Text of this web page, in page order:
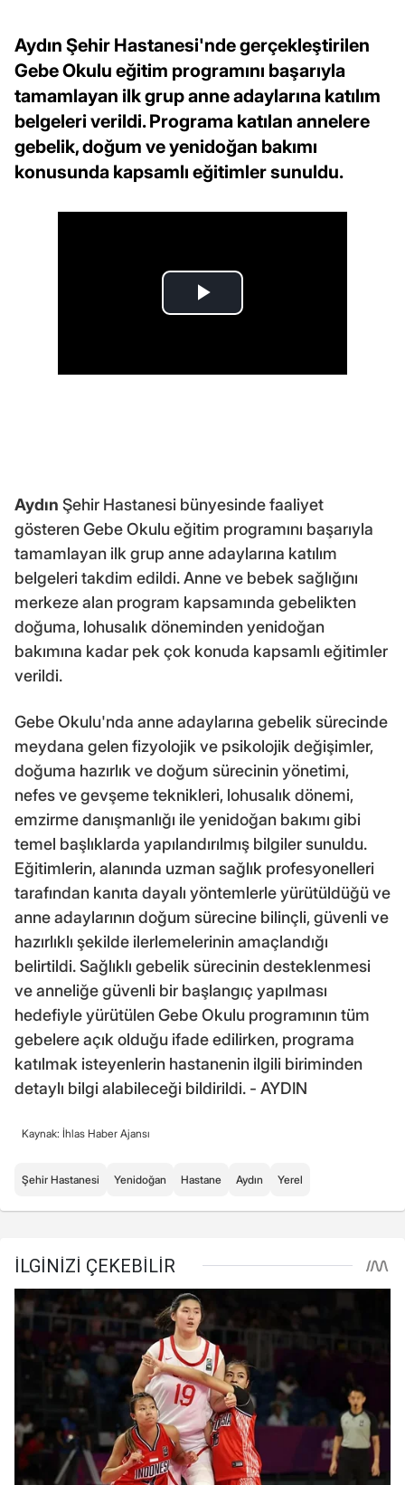
Aydın Şehir Hastanesi'nde gerçekleştirilen
Gebe Okulu eğitim programını başarıyla
tamamlayan ilk grup anne adaylarına katılım
belgeleri verildi. Programa katılan annelere
gebelik, doğum ve yenidoğan bakımı
konusunda kapsamlı eğitimler sunuldu.
Aydın Şehir Hastanesi bünyesinde faaliyet
gösteren Gebe Okulu eğitim programını başarıyla
tamamlayan ilk grup anne adaylarına katılım
belgeleri takdim edildi. Anne ve bebek sağlığını
merkeze alan program kapsamında gebelikten
doğuma, lohusalık döneminden yenidoğan
bakımına kadar pek çok konuda kapsamlı eğitimler
verildi.
Gebe Okulu'nda anne adaylarına gebelik sürecinde
meydana gelen fizyolojik ve psikolojik değişimler,
doğuma hazırlık ve doğum sürecinin yönetimi,
nefes ve gevşeme teknikleri, lohusalık dönemi,
emzirme danışmanlığı ile yenidoğan bakımı gibi
temel başlıklarda yapılandırılmış bilgiler sunuldu.
Eğitimlerin, alanında uzman sağlık profesyonelleri
tarafından kanıta dayalı yöntemlerle yürütüldüğü ve
anne adaylarının doğum sürecine bilinçli, güvenli ve
hazırlıklı şekilde ilerlemelerinin amaçlandığı
belirtildi. Sağlıklı gebelik sürecinin desteklenmesi
ve anneliğe güvenli bir başlangıç yapılması
hedefiyle yürütülen Gebe Okulu programının tüm
gebelere açık olduğu ifade edilirken, programa
katılmak isteyenlerin hastanenin ilgili biriminden
detaylı bilgi alabileceği bildirildi. - AYDIN
Kaynak: İhlas Haber Ajansı
Şehir Hastanesi Yenidoğan Hastane Aydın Yerel